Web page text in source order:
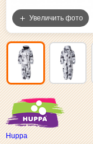
Увеличить фото
Huppa